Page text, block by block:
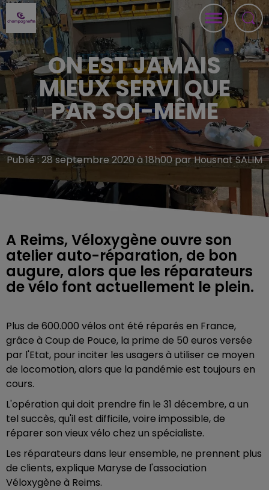
ON EST JAMAIS
MIEUX SERVI QUE
PAR SOI-MÊME
Publié : 28 septembre 2020 à 18h00 par Housnat SALIM
A Reims, Véloxygène ouvre son
atelier auto-réparation, de bon
augure, alors que les réparateurs
de vélo font actuellement le plein.
Plus de 600.000 vélos ont été réparés en France,
grâce à Coup de Pouce, la prime de 50 euros versée
par l'Etat, pour inciter les usagers à utiliser ce moyen
de locomotion, alors que la pandémie est toujours en
cours.
L'opération qui doit prendre fin le 31 décembre, a un
tel succès, qu'il est difficile, voire impossible, de
réparer son vieux vélo chez un spécialiste.
Les réparateurs dans leur ensemble, ne prennent plus
de clients, explique Maryse de l'association
Véloxygène à Reims.